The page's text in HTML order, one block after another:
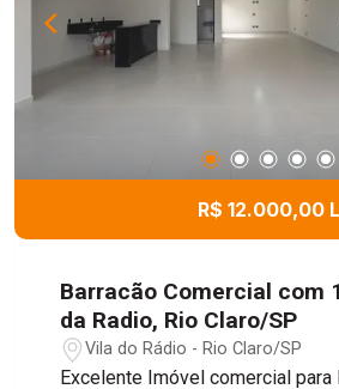
R$ 12.000,00 L
Barracão Comercial com
da Radio, Rio Claro/SP
Vila do Rádio - Rio Claro/SP
Excelente Imóvel comercial para